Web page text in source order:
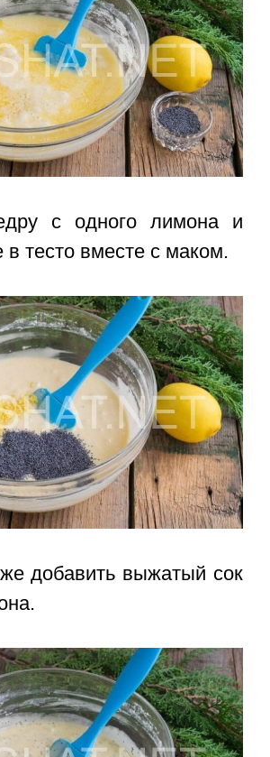
с одного лимона и
в тесто вместе с маком.
добавить выжатый сок